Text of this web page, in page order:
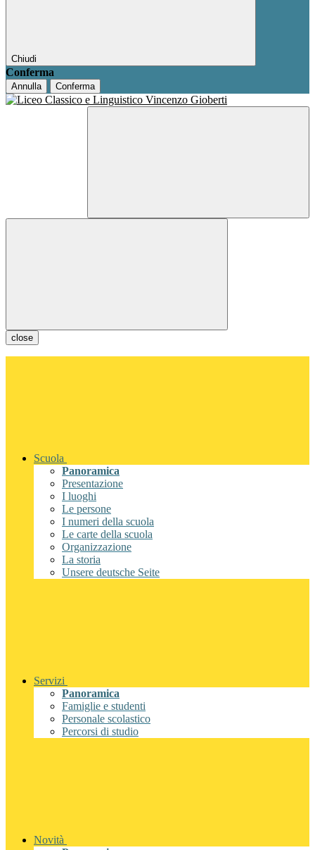
Chiudi
Conferma
Annulla Conferma
close
Scuola
Panoramica
Presentazione
I luoghi
Le persone
I numeri della scuola
Le carte della scuola
Organizzazione
La storia
Unsere deutsche Seite
Servizi
Panoramica
Famiglie e studenti
Personale scolastico
Percorsi di studio
Novità